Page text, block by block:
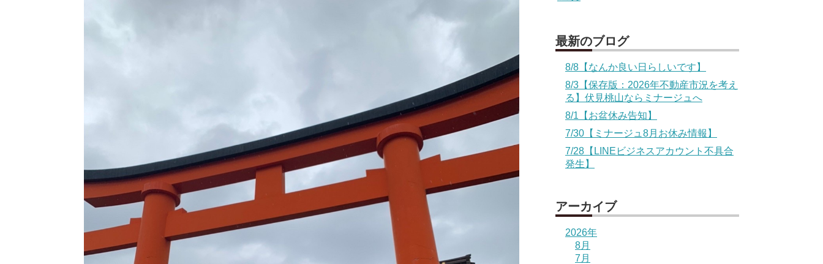
最新のブログ
8/8【なんか良い日らしいです】
8/3【保存版：2026年不動産市況を考え
る】伏見桃山ならミナージュへ
8/1【お盆休み告知】
7/30【ミナージュ8月お休み情報】
7/28【LINEビジネスアカウント不具合
発生】
アーカイブ
2026年
8月
7月